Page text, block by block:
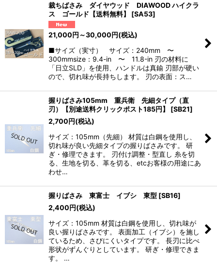
裁ちばさみ ダイヤウッド DIAWOOD ハイクラ
ス ゴールド【送料無料】
[SA53]
21,000円 ～30,000円(税込)
■サイズ（実寸） サイズ：240mm 〜
300mmsize：9.4-in 〜 11.8-in 刃の材料に
「日立SLD」を使用、ハンドルは真鍮 刃部が硬い
ので、切れ味が長持ちします。 刃の表面：ス…
握りばさみ105mm 重兵衛 先細タイプ（直
刃）【別途送料クリックポスト185円】
[SB21]
2,700円(税込)
サイズ：105mm（先細） 材質は白鋼を使用し、
切れ味が良い先細タイプの握りばさみです。 研
ぎ・修理できます。 刃付け調整・型直し 糸を切
る、生地を切る、革を切る、etcお客様の用途にあ
わせ…
握りばさみ 東富士 イブシ 東型 [SB16]
2,400円(税込)
サイズ：105mm 材質は白鋼を使用し、切れ味が
良い握りばさみです。 表面加工（イブシ）を施し
ているため、さびにくいタイプです。 長刃に比べ
形状がずんぐりとしています。 研ぎ・修理できま
す。 …